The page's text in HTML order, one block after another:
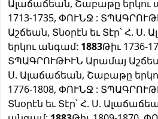
Ալաճաճեան, Շաբաթը երկու
1713-1735, ՓՈՒՆՋ :
Աշճեան, Տնօրէն եւ Տէր՝ Հ.
երկու անգամ: 1883Թիւ 1736-
ՏՊԱԳՐՈՒԹԻՒՆ Արամայ
Ս. Ալաճաճեան, Շաբաթը
1776-1808, ՓՈՒՆՋ :
Տնօրէն եւ Տէր՝ Հ. Ս.